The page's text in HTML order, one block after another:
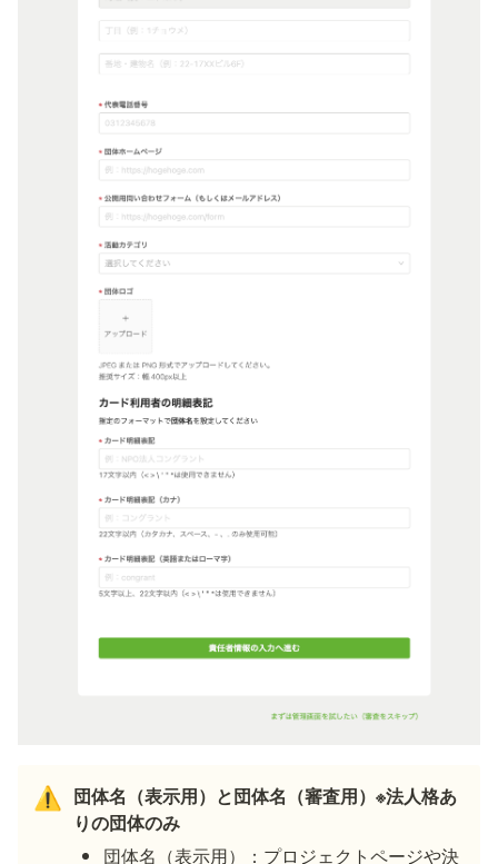
⚠️ 団体名（表示用）と団体名（審査用）※法人格あ
りの団体のみ
団体名（表示用）：プロジェクトページや決